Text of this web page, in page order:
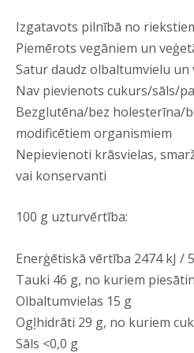
Izgatavots pilnībā no
Piemērots vegāniem un
Satur daudz olbaltumvielu un
Nav pievienots cukurs/sāls/
Bezglutēna/bez holesterīna/
modificētiem organismiem
Nepievienoti krāsvielas,
vai konservanti
100 g uzturvērtība:
Enerģētiskā vērtība 2474 kJ /
Tauki 46 g, no kuriem
Olbaltumvielas 15 g
Ogļhidrāti 29 g, no kuriem
Sāls <0,0 g